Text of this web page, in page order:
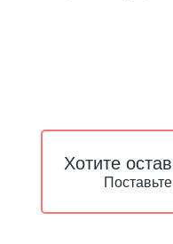
Хотите